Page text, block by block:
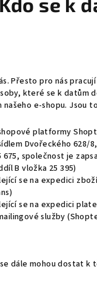
Přesto pro nás
které se k datům
našeho e-shopu. Jsou
platformy
Dvořeckého 628/
675, společnost je
B vložka 25 395)
se na expedici zboží
se na expedici
služby
dále mohou dostat k